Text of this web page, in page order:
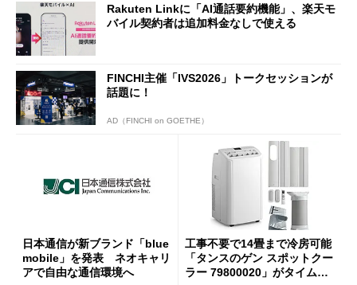
Rakuten Linkに「AI通話要約機能」、楽天モ
バイル契約者は追加料金なしで使える
FINCHI主催「IVS2026」トークセッションが
話題に！
AD（FINCHI on GOETHE）
日本通信が新ブランド「blue
mobile」を発表 ネオキャリ
アで自由な通信環境へ
工事不要で14畳まで冷房可能
「タンスのゲン スポットクー
ラー 79800020」がタイムセ